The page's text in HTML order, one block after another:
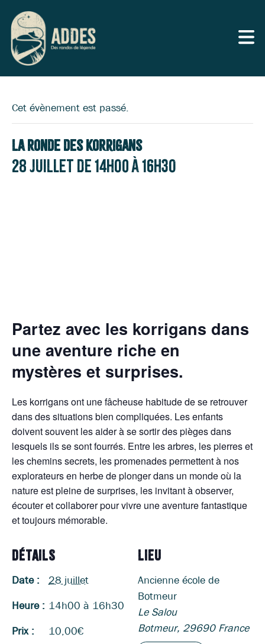
Cet évènement est passé.
La Ronde des Korrigans
28 juillet de 14h00à16h30
Partez avec les korrigans dans
une aventure riche en
mystères et surprises.
Les korrigans ont une fâcheuse habitude de se retrouver
dans des situations bien compliquées. Les enfants
doivent souvent les aider à se sortir des pièges dans
lesquels ils se sont fourrés. Entre les arbres, les pierres et
les chemins secrets, les promenades permettent à nos
explorateurs en herbe de plonger dans un monde où la
nature est pleine de surprises, les invitant à observer,
écouter et collaborer pour vivre une aventure fantastique
et toujours mémorable.
DÉTAILS
Date :
28 juillet
Heure : 14h00 à 16h30
Prix :
10,00€
LIEU
Ancienne école de
Botmeur
Le Salou
Botmeur, 29690 France